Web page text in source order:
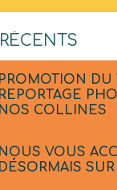
PROMOTION DU
REPORTAGE
NOS COLLINES
NOUS VOUS
DÉSORMAIS